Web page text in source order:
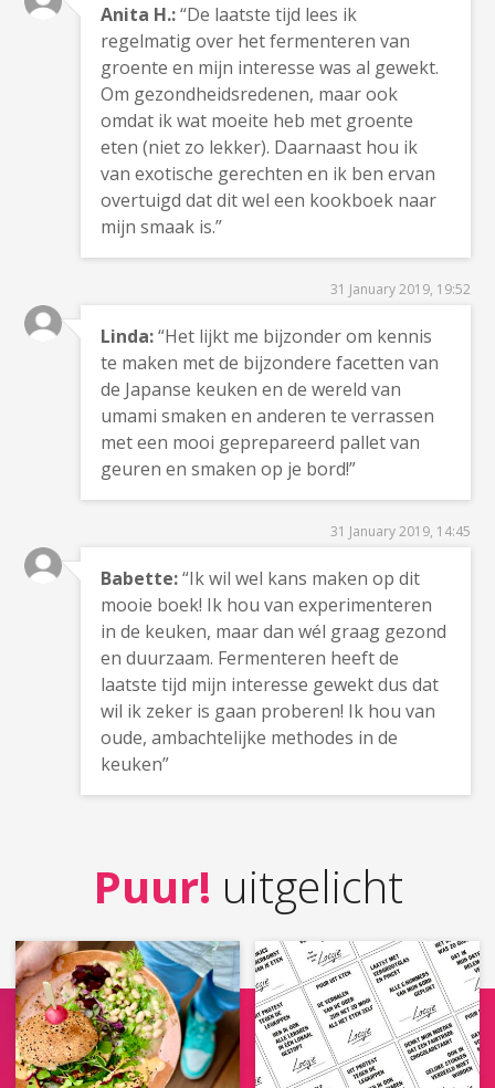
Anita H.:“De laatste tijd lees ik
regelmatig over het fermenteren van
groente en mijn interesse was al gewekt.
Om gezondheidsredenen, maar ook
omdat ik wat moeite heb met groente
eten (niet zo lekker). Daarnaast hou ik
van exotische gerechten en ik ben ervan
overtuigd dat dit wel een kookboek naar
mijn smaak is.”
31 January 2019, 19:52
Linda:“Het lijkt me bijzonder om kennis
te maken met de bijzondere facetten van
de Japanse keuken en de wereld van
umami smaken en anderen te verrassen
met een mooi geprepareerd pallet van
geuren en smaken op je bord!”
31 January 2019, 14:45
Babette:“Ik wil wel kans maken op dit
mooie boek! Ik hou van experimenteren
in de keuken, maar dan wél graag gezond
en duurzaam. Fermenteren heeft de
laatste tijd mijn interesse gewekt dus dat
wil ik zeker is gaan proberen! Ik hou van
oude, ambachtelijke methodes in de
keuken”
Puur! uitgelicht